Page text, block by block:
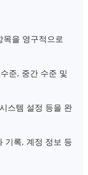
목을 영구적으로
준, 중간 수준 및
스템 설정 등을 완
기록, 계정 정보 등